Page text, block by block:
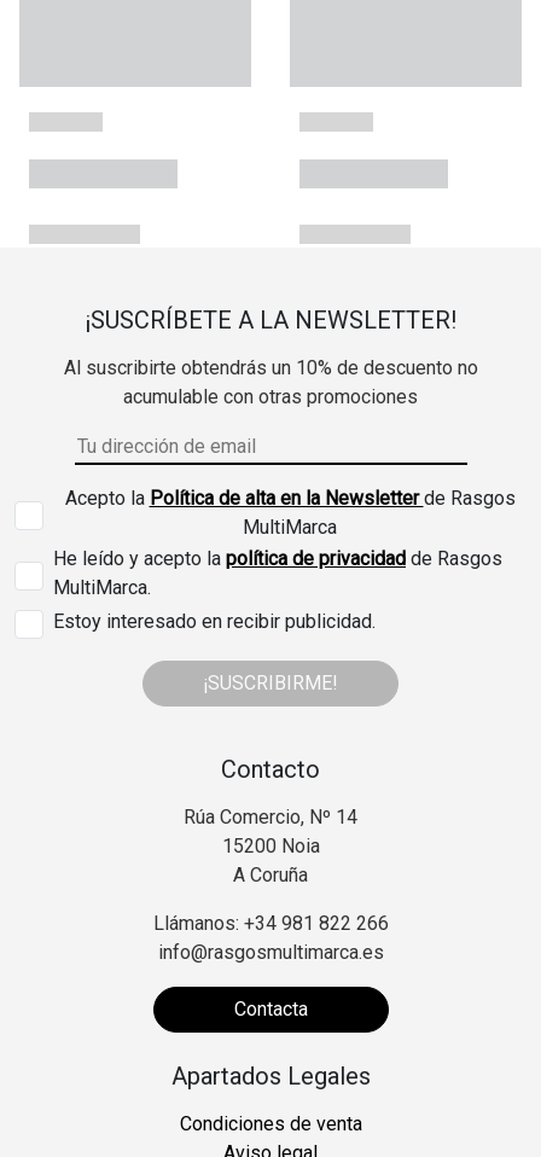
¡SUSCRÍBETE A LA NEWSLETTER!
Al suscribirte obtendrás un 10% de descuento no
acumulable con otras promociones
Acepto la Política de alta en la Newsletterde Rasgos
MultiMarca
He leído y acepto la política de privacidad de Rasgos
MultiMarca.
Estoy interesado en recibir publicidad.
¡SUSCRIBIRME!
Contacto
Rúa Comercio, Nº 14
15200 Noia
A Coruña
Llámanos: +34 981 822 266
info@rasgosmultimarca.es
Contacta
Apartados Legales
Condiciones de venta